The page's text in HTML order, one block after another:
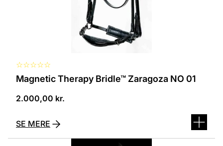
☆☆☆☆☆
Magnetic Therapy Bridle™ Zaragoza NO 01
2.000,00 kr.
SE MERE